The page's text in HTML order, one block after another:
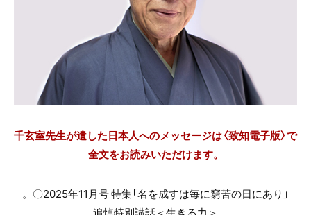
千玄室先生が遺した日本人へのメッセージは〈致知電子版〉で
全文をお読みいただけます。
。〇2025年11月号 特集「名を成すは毎に窮苦の日にあり」
追悼特別講話＜生きる力＞